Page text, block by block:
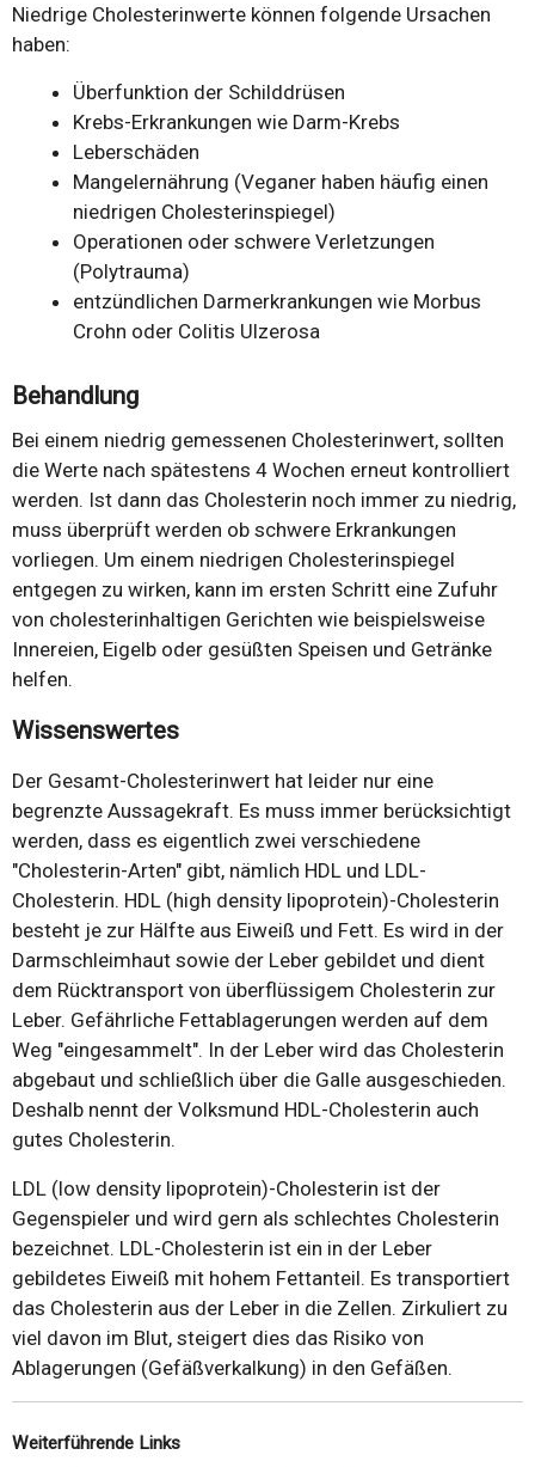
Niedrige Cholesterinwerte können folgende Ursachen
haben:
Überfunktion der Schilddrüsen
Krebs-Erkrankungen wie Darm-Krebs
Leberschäden
Mangelernährung (Veganer haben häufig einen
niedrigen Cholesterinspiegel)
Operationen oder schwere Verletzungen
(Polytrauma)
entzündlichen Darmerkrankungen wie Morbus
Crohn oder Colitis Ulzerosa
Behandlung
Bei einem niedrig gemessenen Cholesterinwert, sollten
die Werte nach spätestens 4 Wochen erneut kontrolliert
werden. Ist dann das Cholesterin noch immer zu niedrig,
muss überprüft werden ob schwere Erkrankungen
vorliegen. Um einem niedrigen Cholesterinspiegel
entgegen zu wirken, kann im ersten Schritt eine Zufuhr
von cholesterinhaltigen Gerichten wie beispielsweise
Innereien, Eigelb oder gesüßten Speisen und Getränke
helfen.
Wissenswertes
Der Gesamt-Cholesterinwert hat leider nur eine
begrenzte Aussagekraft. Es muss immer berücksichtigt
werden, dass es eigentlich zwei verschiedene
"Cholesterin-Arten" gibt, nämlich HDL und LDL-
Cholesterin. HDL (high density lipoprotein)-Cholesterin
besteht je zur Hälfte aus Eiweiß und Fett. Es wird in der
Darmschleimhaut sowie der Leber gebildet und dient
dem Rücktransport von überflüssigem Cholesterin zur
Leber. Gefährliche Fettablagerungen werden auf dem
Weg "eingesammelt". In der Leber wird das Cholesterin
abgebaut und schließlich über die Galle ausgeschieden.
Deshalb nennt der Volksmund HDL-Cholesterin auch
gutes Cholesterin.
LDL (low density lipoprotein)-Cholesterin ist der
Gegenspieler und wird gern als schlechtes Cholesterin
bezeichnet. LDL-Cholesterin ist ein in der Leber
gebildetes Eiweiß mit hohem Fettanteil. Es transportiert
das Cholesterin aus der Leber in die Zellen. Zirkuliert zu
viel davon im Blut, steigert dies das Risiko von
Ablagerungen (Gefäßverkalkung) in den Gefäßen.
Weiterführende Links